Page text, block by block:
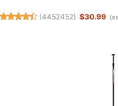
(4452452) $30.99